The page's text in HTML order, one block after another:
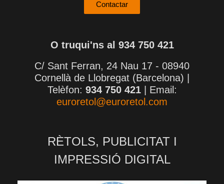
Contactar
O truqui'ns al 934 750 421
C/ Sant Ferran, 24 Nau 17 - 08940
Cornellà de Llobregat (Barcelona) |
Telèfon: 934 750 421| Email:
euroretol@euroretol.com
RÈTOLS, PUBLICITAT I
IMPRESSIÓ DIGITAL